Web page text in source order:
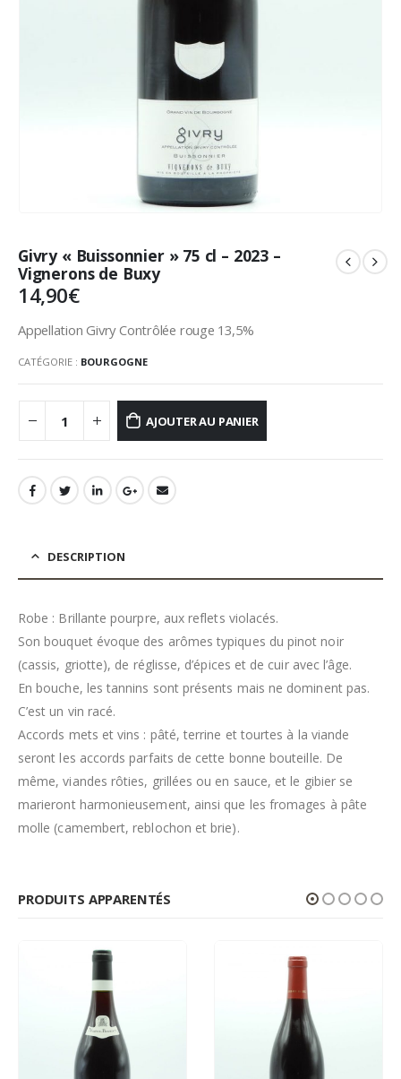
Givry « Buissonnier » 75 cl – 2023 –
Vignerons de Buxy
14,90€
Appellation Givry Contrôlée rouge 13,5%
CATÉGORIE : BOURGOGNE
AJOUTER AU PANIER
DESCRIPTION
Robe : Brillante pourpre, aux reflets violacés.
Son bouquet évoque des arômes typiques du pinot noir
(cassis, griotte), de réglisse, d’épices et de cuir avec l’âge.
En bouche, les tannins sont présents mais ne dominent pas.
C’est un vin racé.
Accords mets et vins : pâté, terrine et tourtes à la viande
seront les accords parfaits de cette bonne bouteille. De
même, viandes rôties, grillées ou en sauce, et le gibier se
marieront harmonieusement, ainsi que les fromages à pâte
molle (camembert, reblochon et brie).
PRODUITS APPARENTÉS